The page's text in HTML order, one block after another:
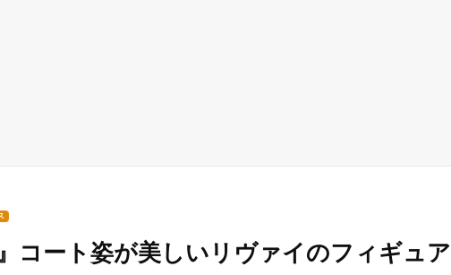
』コート姿が美しいリヴァイのフィギュア